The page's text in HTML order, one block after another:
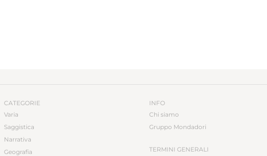
CATEGORIE
Varia
Saggistica
Narrativa
Geografia
INFO
Chi siamo
Gruppo Mondadori
TERMINI GENERALI